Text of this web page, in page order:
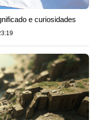
e curiosidades